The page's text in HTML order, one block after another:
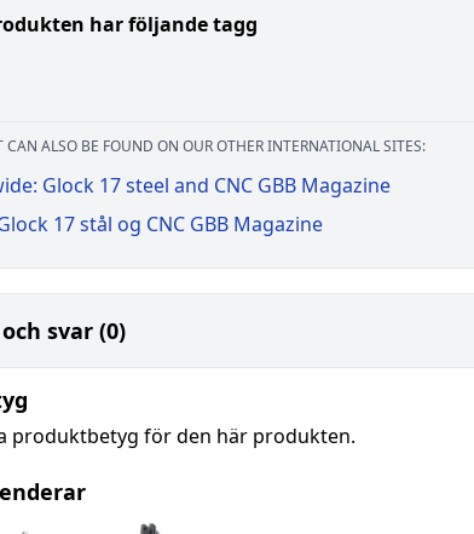
har följande tagg
CAN ALSO BE FOUND ON OUR OTHER INTERNATIONAL SITES:
Glock 17 steel and CNC GBB Magazine
17 stål og CNC GBB Magazine
svar (0)
produktbetyg för den här produkten.